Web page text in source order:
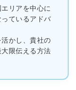
リアを中心に
ているアドバ
かし、貴社の
限伝える方法